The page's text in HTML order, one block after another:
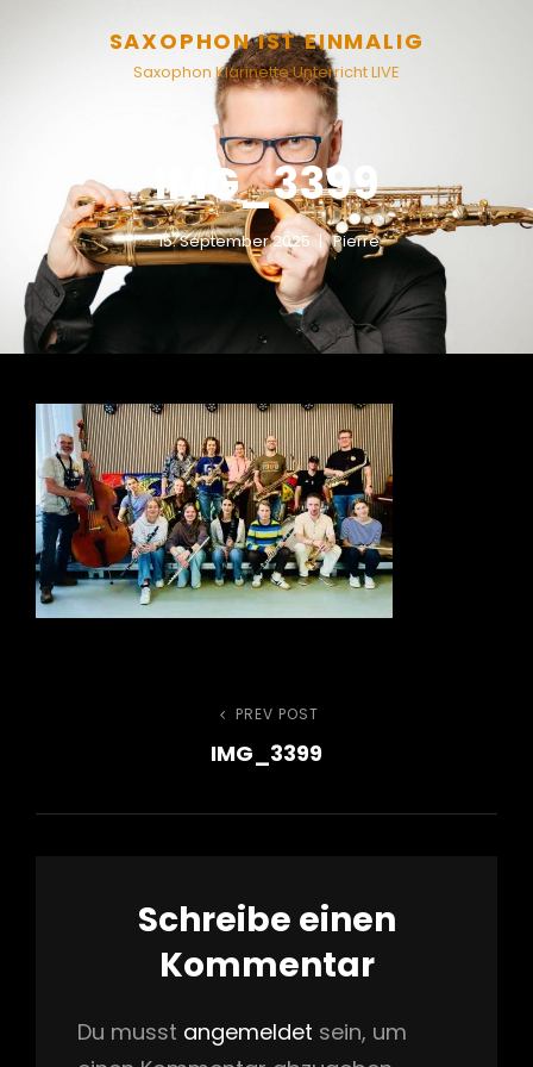
SAXOPHON IST EINMALIG
Saxophon Klarinette Unterricht LIVE
IMG_3399
15. September 2025 Pierre
Beitragsnavigation
Previous
Post
PREV POST
IMG_3399
Schreibe einen
Kommentar
Du musst angemeldet sein, um